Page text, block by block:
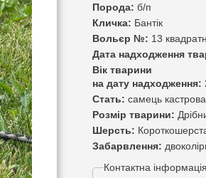
Порода: б/п
Кличка: Бантік
Вольєр №: 13
Дата надходження
Вік тварини
на дату надходження:
Стать: самець
Розмір тварини:
Шерсть:
Забарвлення:
Контактна інформація